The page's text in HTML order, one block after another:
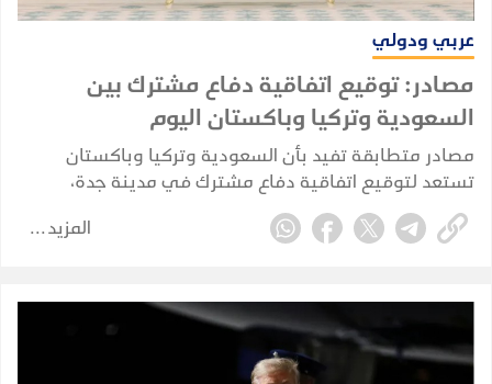
عربي ودولي
مصادر: توقيع اتفاقية دفاع مشترك بين
السعودية وتركيا وباكستان اليوم
مصادر متطابقة تفيد بأن السعودية وتركيا وباكستان
تستعد لتوقيع اتفاقية دفاع مشترك في مدينة جدة،
بمشاركة ولي العهد السعودي الأمير محمد بن سلمان،
والرئيس التركي رجب طيب أردوغان، ورئيس الوزراءالمزيد